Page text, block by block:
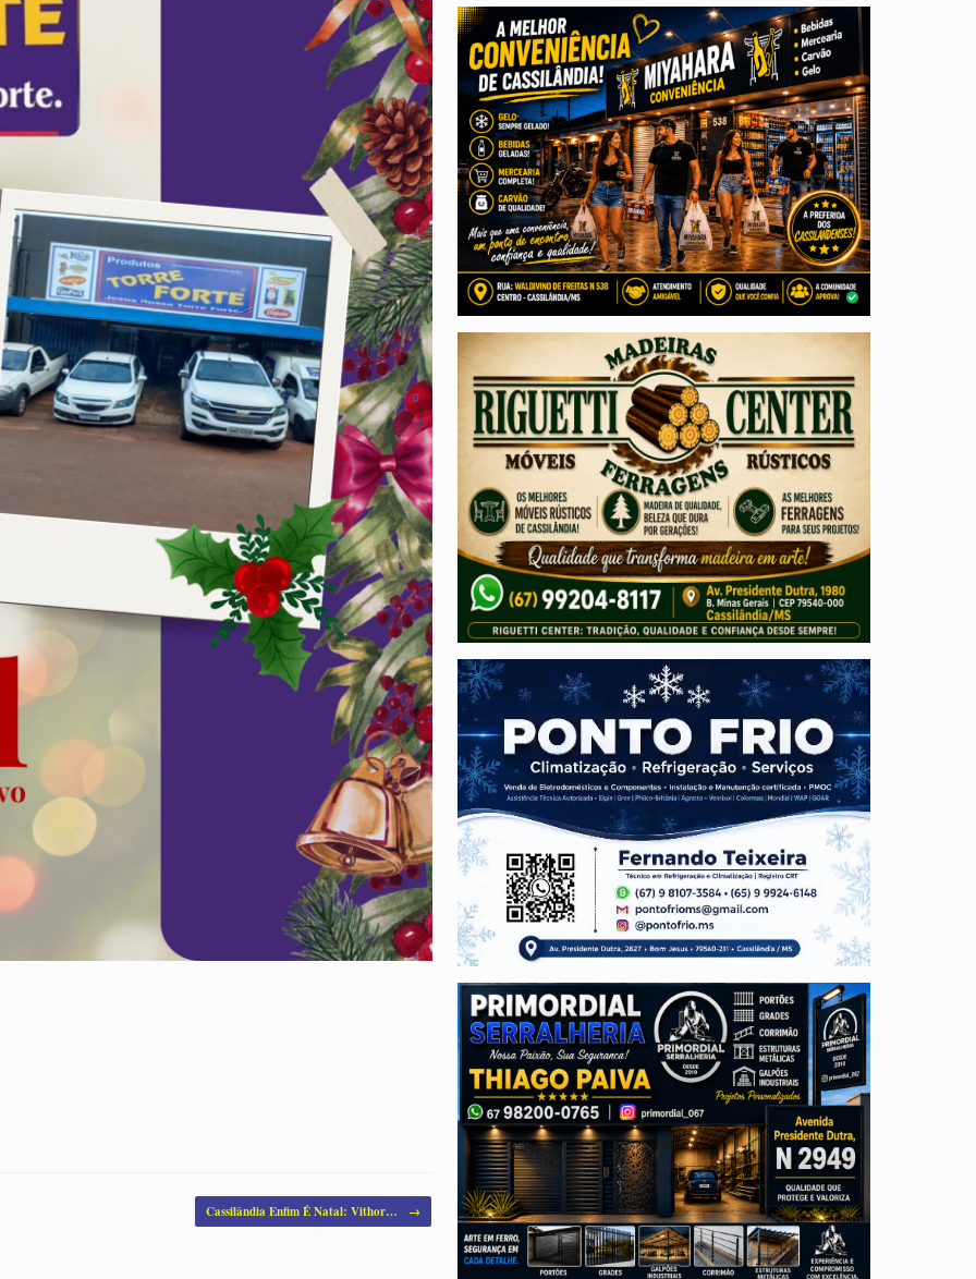
Cassilândia Enfim É Natal: Vithor… →